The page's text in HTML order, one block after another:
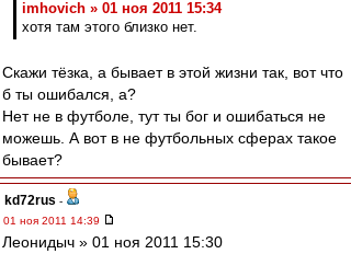
imhovich » 01 ноя 2011 15:34
хотя там этого близко нет.
Скажи тёзка, а бывает в этой жизни так, вот что
б ты ошибался, а?
Нет не в футболе, тут ты бог и ошибаться не
можешь. А вот в не футбольных сферах такое
бывает?
kd72rus -
01 ноя 2011 14:39
Леонидыч » 01 ноя 2011 15:30